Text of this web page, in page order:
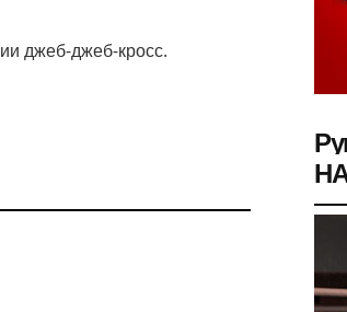
джеб-джеб-кросс.